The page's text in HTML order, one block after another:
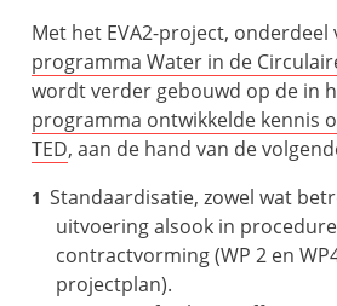
Met het EVA2-project, onderdeel
programma Water in de
wordt verder gebouwd op de in
programma ontwikkelde kennis
TED, aan de hand van de
Standaardisatie, zowel wat
uitvoering alsook in
contractvorming (WP 2 en
projectplan).